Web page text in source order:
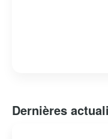
Dernières